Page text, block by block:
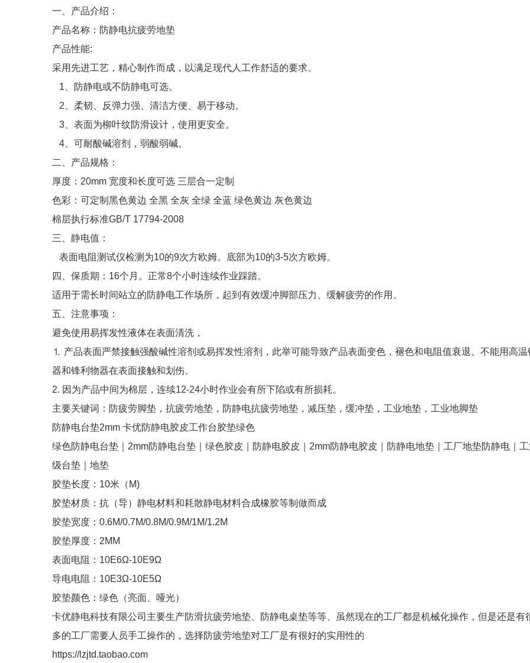
一、产品介绍：
产品名称：防静电抗疲劳地垫
产品性能:
采用先进工艺，精心制作而成，以满足现代人工作舒适的要求。
1、防静电或不防静电可选。
2、柔韧、反弹力强、清洁方便、易于移动。
3、表面为柳叶纹防滑设计，使用更安全。
4、可耐酸碱溶剂，弱酸弱碱。
二、产品规格：
厚度：20mm 宽度和长度可选 三层合一定制
色彩：可定制黑色黄边 全黑 全灰 全绿 全蓝 绿色黄边 灰色黄边
棉层执行标准GB/T 17794-2008
三、静电值：
表面电阻测试仪检测为10的9次方欧姆。底部为10的3-5次方欧姆。
四、保质期：16个月。正常8个小时连续作业踩踏。
适用于需长时间站立的防静电工作场所，起到有效缓冲脚部压力、缓解疲劳的作用。
五、注意事项：
避免使用易挥发性液体在表面清洗，
⒈ 产品表面严禁接触强酸碱性溶剂或易挥发性溶剂，此举可能导致产品表面变色，褪色和电阻值衰退。不能用高温
器和锋利物器在表面接触和划伤。
2. 因为产品中间为棉层，连续12-24小时作业会有所下陷或有所损耗。
主要关键词：防疲劳脚垫，抗疲劳地垫，防静电抗疲劳地垫，减压垫，缓冲垫，工业地垫，工业地脚垫
防静电台垫2mm 卡优防静电胶皮工作台胶垫绿色
绿色防静电台垫｜2mm防静电台垫｜绿色胶皮｜防静电胶皮｜2mm防静电胶皮｜防静电地垫｜工厂地垫防静电｜
级台垫｜地垫
胶垫长度：10米（M)
胶垫材质：抗（导）静电材料和耗散静电材料合成橡胶等制做而成
胶垫宽度：0.6M/0.7M/0.8M/0.9M/1M/1.2M
胶垫厚度：2MM
表面电阻：10E6Ω-10E9Ω
导电电阻：10E3Ω-10E5Ω
胶垫颜色：绿色（亮面、哑光）
卡优静电科技有限公司主要生产防滑抗疲劳地垫、防静电桌垫等等、虽然现在的工厂都是机械化操作，但是还是有
多的工厂需要人员手工操作的，选择防疲劳地垫对工厂是有很好的实用性的
https://lzjtd.taobao.com